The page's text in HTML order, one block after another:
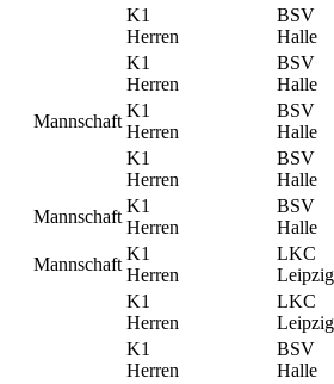
K1
Herren
BSV
Halle
K1
Herren
BSV
Halle
Mannschaft
K1
Herren
BSV
Halle
K1
Herren
BSV
Halle
Mannschaft
K1
Herren
BSV
Halle
Mannschaft
K1
Herren
LKC
Leipzig
K1
Herren
LKC
Leipzig
K1
Herren
BSV
Halle